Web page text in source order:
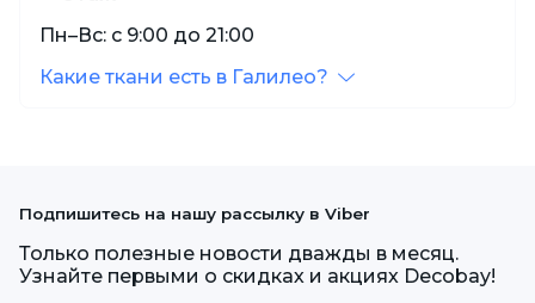
Пн–Вс: с 9:00 до 21:00
Какие ткани есть в Галилео?
Подпишитесь на нашу рассылку в Viber
Только полезные новости дважды в месяц.
Узнайте первыми о скидках и акциях Decobay!